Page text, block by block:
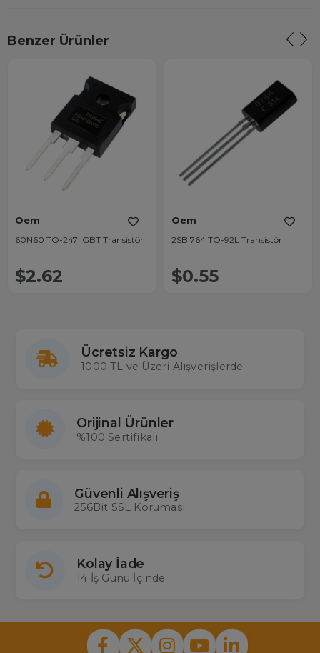
Benzer Ürünler
Oem
60N60 TO-247 IGBT Transistör
$2.62
Oem
2SB 764 TO-92L Transistör
$0.55
Ücretsiz Kargo
1000 TL ve Üzeri Alışverişlerde
Orijinal Ürünler
%100 Sertifikalı
Güvenli Alışveriş
256Bit SSL Koruması
Kolay İade
14 İş Günü İçinde